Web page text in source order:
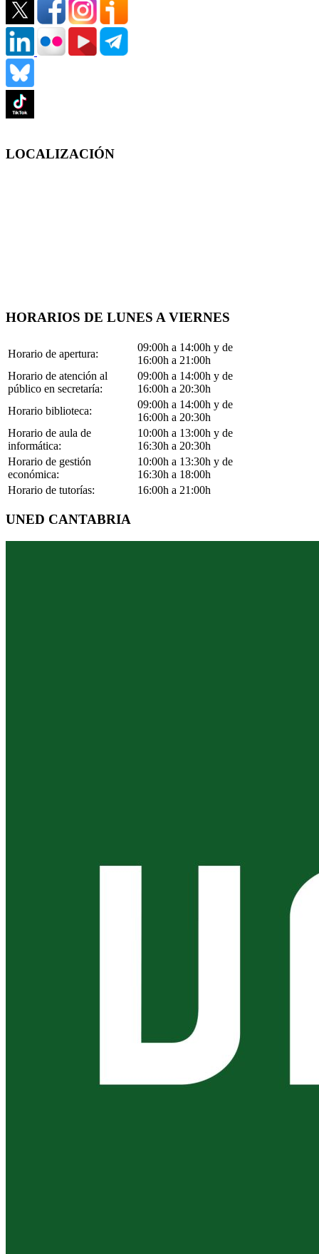
LOCALIZACIÓN
HORARIOS DE LUNES A VIERNES
Horario de apertura:
09:00h a 14:00h y de
16:00h a 21:00h
Horario de atención al
público en secretaría:
09:00h a 14:00h y de
16:00h a 20:30h
Horario biblioteca:
09:00h a 14:00h y de
16:00h a 20:30h
Horario de aula de
informática:
10:00h a 13:00h y de
16:30h a 20:30h
Horario de gestión
económica:
10:00h a 13:30h y de
16:30h a 18:00h
Horario de tutorías:
16:00h a 21:00h
UNED CANTABRIA